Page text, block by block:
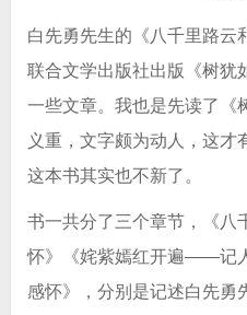
白先勇先生的《八千里路云
联合文学出版社出版《树犹
一些文章。我也是先读了《
义重，文字颇为动人，这才
这本书其实也不新了。
书一共分了三个章节，《
怀》《姹紫嫣红开遍——记
感怀》，分别是记述白先勇